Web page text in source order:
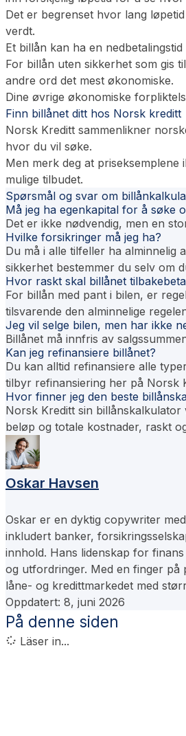
Det er begrenset hvor lang
verdt.
Et billån kan ha en
For billån uten sikkerhet som gis
andre ord det mest økonomiske.
Dine øvrige økonomiske
Finn billånet ditt hos Norsk kreditt
Norsk Kreditt sammenlikner
hvor du vil søke.
Men merk deg at
mulige tilbudet.
Spørsmål og svar om
Må jeg ha egenkapital for å søke
Det er ikke nødvendig, men en
Hvilke forsikringer må jeg ha?
Du må i alle tilfeller ha alminnelig
sikkerhet bestemmer du selv om
Hvor raskt skal billånet
For billån med pant i bilen, er
tilsvarende den alminnelige
Jeg vil selge bilen, men har ikke
Billånet må innfris av
Kan jeg refinansiere billånet?
Du kan alltid refinansiere alle
tilbyr refinansiering her på Norsk
Hvor finner jeg den beste
Norsk Kreditt sin
beløp og totale kostnader, raskt
Oskar Havsen
Oskar er en dyktig copywriter
inkludert banker,
innhold. Hans lidenskap for
og utfordringer. Med en finger på
låne- og kredittmarkedet med
Oppdatert: 8, juni 2026
På denne siden
Läser in...